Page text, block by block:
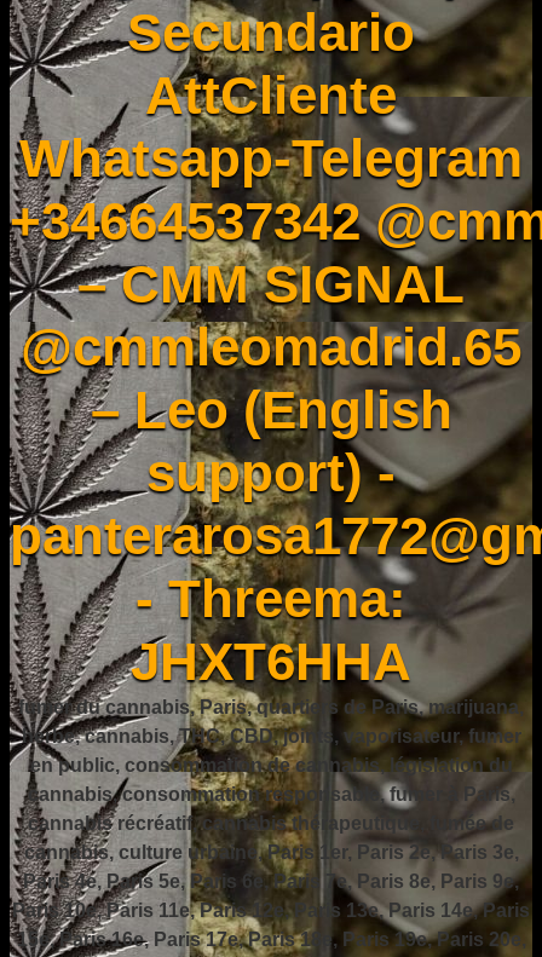
Secundario
AttCliente
Whatsapp-Telegram
+34664537342
– CMM SIGNAL
@cmmleomadrid.65
– Leo (English
support) -
- Threema:
JHXT6HHA
fumer du cannabis, Paris, quartiers de Paris, marijuana,
herbe, cannabis, THC, CBD, joints, vaporisateur, fumer
en public, consommation de cannabis, législation du
cannabis, consommation responsable, fumer à Paris,
cannabis récréatif, cannabis thérapeutique, fumée de
cannabis, culture urbaine, Paris 1er, Paris 2e, Paris 3e,
Paris 4e, Paris 5e, Paris 6e, Paris 7e, Paris 8e, Paris 9e,
Paris 10e, Paris 11e, Paris 12e, Paris 13e, Paris 14e, Paris
15e, Paris 16e, Paris 17e, Paris 18e, Paris 19e, Paris 20e,